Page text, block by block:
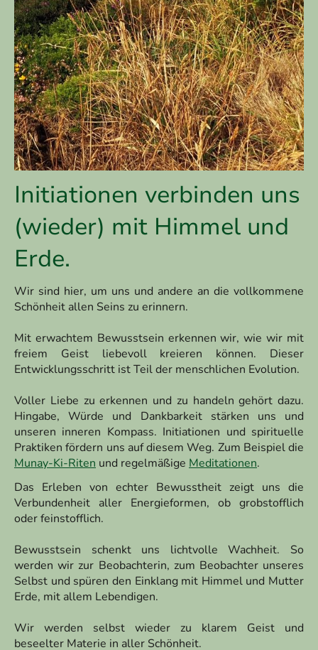
Initiationen verbinden uns
(wieder) mit Himmel und
Erde.
Wir sind hier, um uns und andere an die vollkommene
Schönheit allen Seins zu erinnern.
Mit erwachtem Bewusstsein erkennen wir, wie wir mit
freiem Geist liebevoll kreieren können. Dieser
Entwicklungsschritt ist Teil der menschlichen Evolution.
Voller Liebe zu erkennen und zu handeln gehört dazu.
Hingabe, Würde und Dankbarkeit stärken uns und
unseren inneren Kompass. Initiationen und spirituelle
Praktiken fördern uns auf diesem Weg. Zum Beispiel die
Munay-Ki-Riten und regelmäßige Meditationen.
Das Erleben von echter Bewusstheit zeigt uns die
Verbundenheit aller Energieformen, ob grobstofflich
oder feinstofflich.
Bewusstsein schenkt uns lichtvolle Wachheit. So
werden wir zur Beobachterin, zum Beobachter unseres
Selbst und spüren den Einklang mit Himmel und Mutter
Erde, mit allem Lebendigen.
Wir werden selbst wieder zu klarem Geist und
beseelter Materie in aller Schönheit.